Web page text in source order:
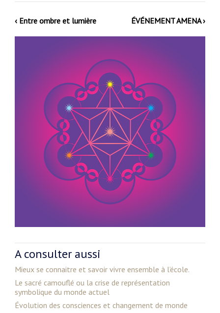
‹ Entre ombre et lumière ÉVÉNEMENT AMENA ›
A consulter aussi
Mieux se connaitre et savoir vivre ensemble à l’école.
Le sacré camouflé ou la crise de représentation
symbolique du monde actuel
Évolution des consciences et changement de monde